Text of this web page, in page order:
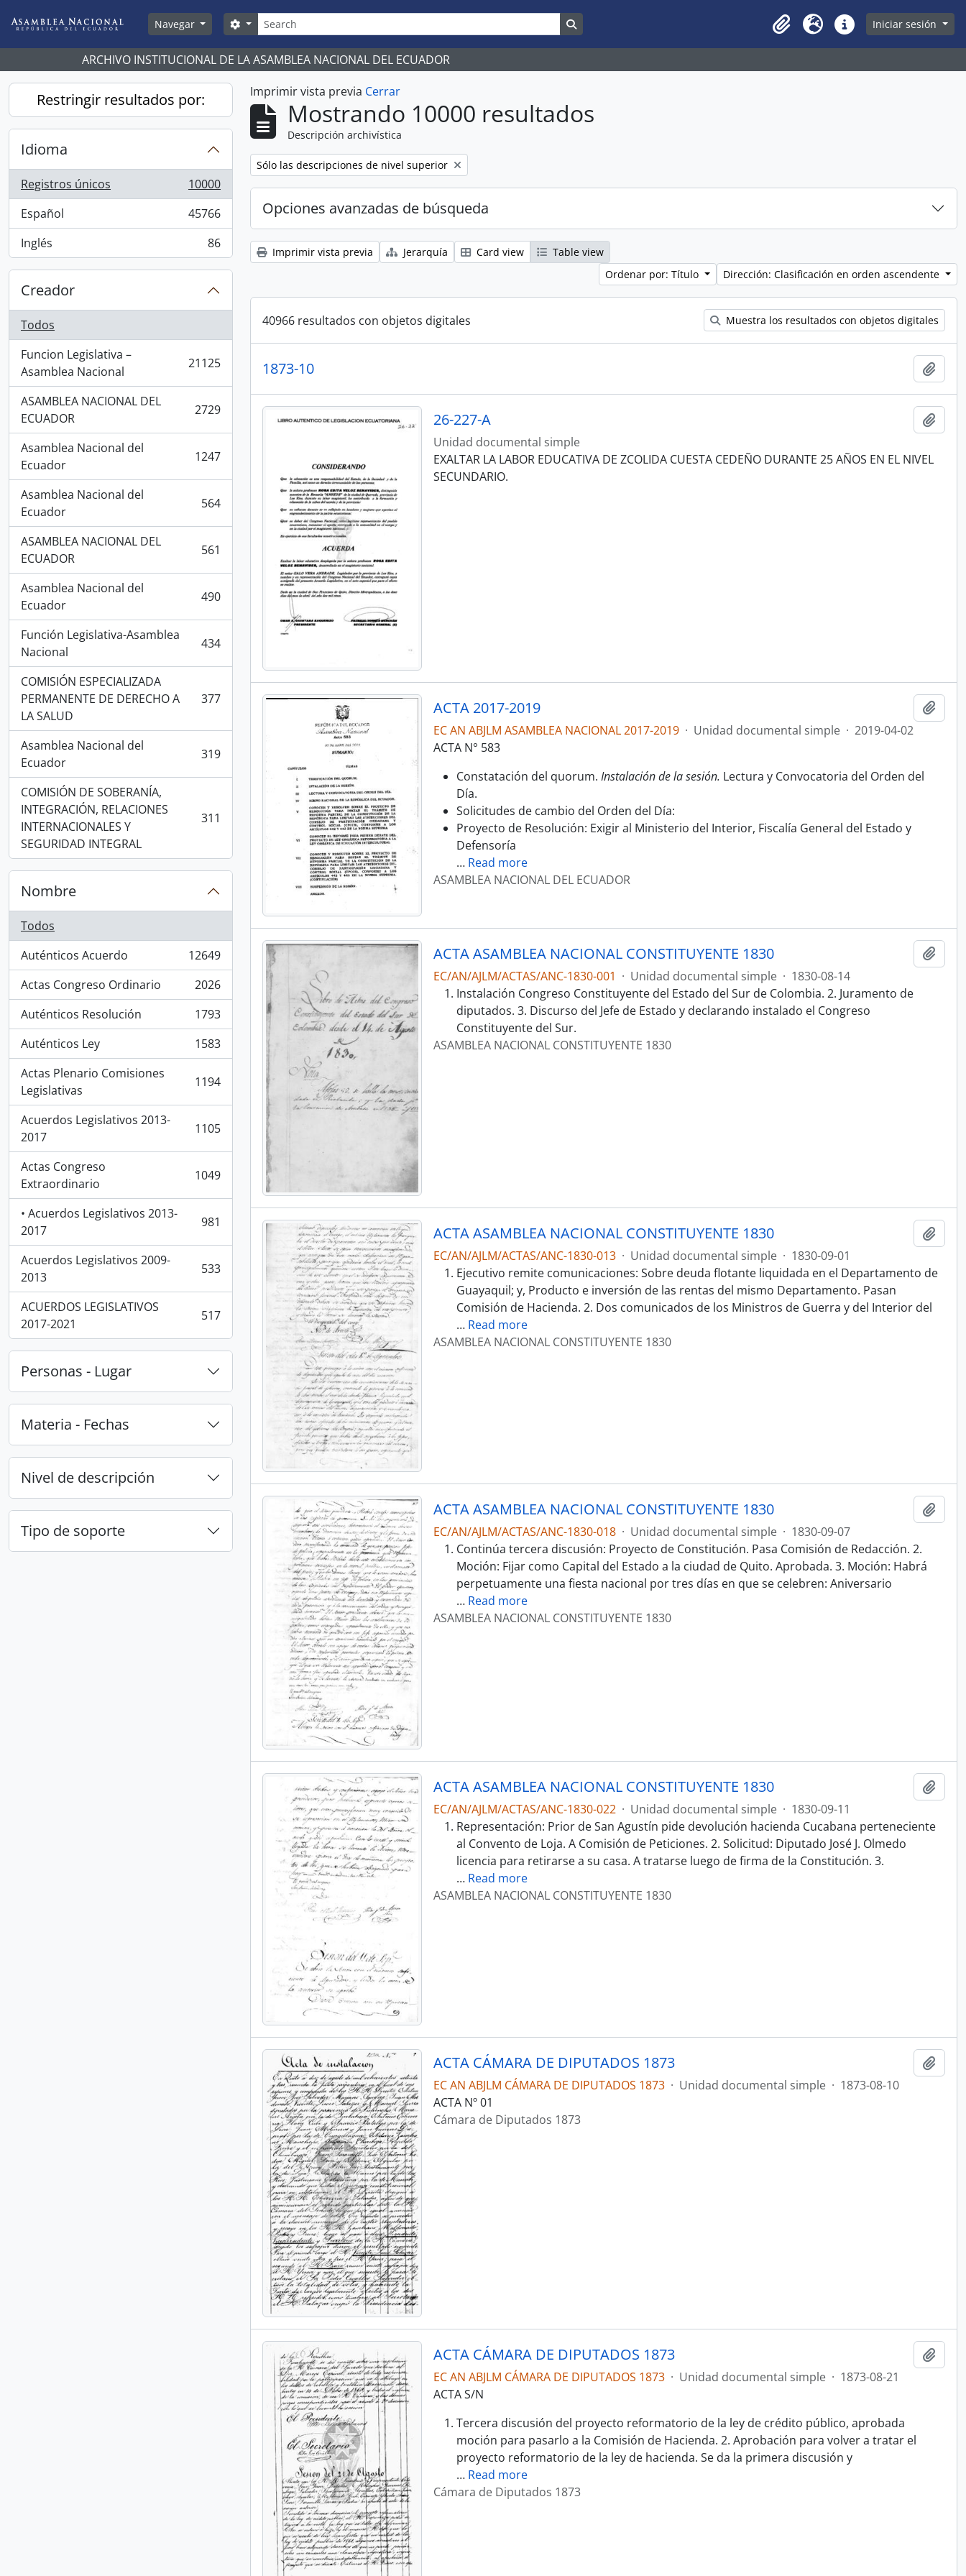
Navegar
Búsqueda
Search options
Clipboard
Idioma Enlaces rápidos
Iniciar sesión
ARCHIVO INSTITUCIONAL DE LA ASAMBLEA NACIONAL DEL ECUADOR
Restringir resultados por:
Idioma
Registros únicos
, 10000 resultados
10000
Español
, 45766 resultados
45766
Inglés
, 86 resultados 86
Creador
Todos
Funcion Legislativa –
Asamblea Nacional
, 21125 resultados 21125
ASAMBLEA NACIONAL DEL
ECUADOR
, 2729 resultados 2729
Asamblea Nacional del
Ecuador
, 1247 resultados 1247
Asamblea Nacional del
Ecuador
, 564 resultados 564
ASAMBLEA NACIONAL DEL
ECUADOR
, 561 resultados 561
Asamblea Nacional del
Ecuador
, 490 resultados 490
Función Legislativa-Asamblea
Nacional
, 434 resultados 434
COMISIÓN ESPECIALIZADA
PERMANENTE DE DERECHO A
LA SALUD
, 377 resultados 377
Asamblea Nacional del
Ecuador
, 319 resultados 319
COMISIÓN DE SOBERANÍA,
INTEGRACIÓN, RELACIONES
INTERNACIONALES Y
SEGURIDAD INTEGRAL
, 311 resultados 311
Nombre
Todos
Auténticos Acuerdo
, 12649 resultados
12649
Actas Congreso Ordinario
, 2026 resultados
2026
Auténticos Resolución
, 1793 resultados
1793
Auténticos Ley
, 1583 resultados
1583
Actas Plenario Comisiones
Legislativas
, 1194 resultados 1194
Acuerdos Legislativos 2013-
2017
, 1105 resultados 1105
Actas Congreso
Extraordinario
, 1049 resultados 1049
• Acuerdos Legislativos 2013-
2017
, 981 resultados 981
Acuerdos Legislativos 2009-
2013
, 533 resultados 533
ACUERDOS LEGISLATIVOS
2017-2021
, 517 resultados 517
Personas - Lugar
Materia - Fechas
Nivel de descripción
Tipo de soporte
Imprimir vista previa Cerrar
Mostrando 10000 resultados
Descripción archivística
Remove filter:
Sólo las descripciones de nivel superior
Opciones avanzadas de búsqueda
Imprimir vista previa Jerarquía Card view
Table view
Ordenar por: Título
Dirección: Clasificación en orden ascendente
40966 resultados con objetos digitales Muestra los resultados con objetos digitales
1873-10
26-227-A
Unidad documental simple
EXALTAR LA LABOR EDUCATIVA DE ZCOLIDA CUESTA CEDEÑO DURANTE 25 AÑOS EN EL NIVEL
SECUNDARIO.
ACTA 2017-2019
EC AN ABJLM ASAMBLEA NACIONAL 2017-2019 · Unidad documental simple · 2019-04-02
ACTA N° 583
Constatación del quorum. Instalación de la sesión. Lectura y Convocatoria del Orden del
Día.
Solicitudes de cambio del Orden del Día:
Proyecto de Resolución: Exigir al Ministerio del Interior, Fiscalía General del Estado y
Defensoría
… Read more
ASAMBLEA NACIONAL DEL ECUADOR
ACTA ASAMBLEA NACIONAL CONSTITUYENTE 1830
EC/AN/AJLM/ACTAS/ANC-1830-001 · Unidad documental simple · 1830-08-14
Instalación Congreso Constituyente del Estado del Sur de Colombia. 2. Juramento de
diputados. 3. Discurso del Jefe de Estado y declarando instalado el Congreso
Constituyente del Sur.
ASAMBLEA NACIONAL CONSTITUYENTE 1830
ACTA ASAMBLEA NACIONAL CONSTITUYENTE 1830
EC/AN/AJLM/ACTAS/ANC-1830-013 · Unidad documental simple · 1830-09-01
Ejecutivo remite comunicaciones: Sobre deuda flotante liquidada en el Departamento de
Guayaquil; y, Producto e inversión de las rentas del mismo Departamento. Pasan
Comisión de Hacienda. 2. Dos comunicados de los Ministros de Guerra y del Interior del
… Read more
ASAMBLEA NACIONAL CONSTITUYENTE 1830
ACTA ASAMBLEA NACIONAL CONSTITUYENTE 1830
EC/AN/AJLM/ACTAS/ANC-1830-018 · Unidad documental simple · 1830-09-07
Continúa tercera discusión: Proyecto de Constitución. Pasa Comisión de Redacción. 2.
Moción: Fijar como Capital del Estado a la ciudad de Quito. Aprobada. 3. Moción: Habrá
perpetuamente una fiesta nacional por tres días en que se celebren: Aniversario
… Read more
ASAMBLEA NACIONAL CONSTITUYENTE 1830
ACTA ASAMBLEA NACIONAL CONSTITUYENTE 1830
EC/AN/AJLM/ACTAS/ANC-1830-022 · Unidad documental simple · 1830-09-11
Representación: Prior de San Agustín pide devolución hacienda Cucabana perteneciente
al Convento de Loja. A Comisión de Peticiones. 2. Solicitud: Diputado José J. Olmedo
licencia para retirarse a su casa. A tratarse luego de firma de la Constitución. 3.
… Read more
ASAMBLEA NACIONAL CONSTITUYENTE 1830
ACTA CÁMARA DE DIPUTADOS 1873
EC AN ABJLM CÁMARA DE DIPUTADOS 1873 · Unidad documental simple · 1873-08-10
ACTA Nº 01
Cámara de Diputados 1873
ACTA CÁMARA DE DIPUTADOS 1873
EC AN ABJLM CÁMARA DE DIPUTADOS 1873 · Unidad documental simple · 1873-08-21
ACTA S/N
Tercera discusión del proyecto reformatorio de la ley de crédito público, aprobada
moción para pasarlo a la Comisión de Hacienda. 2. Aprobación para volver a tratar el
proyecto reformatorio de la ley de hacienda. Se da la primera discusión y
… Read more
Cámara de Diputados 1873